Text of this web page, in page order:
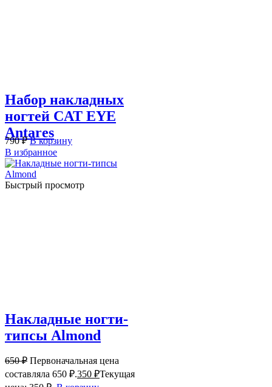
Набор накладных
ногтей CAT EYE
Antares
790₽ В корзину
В избранное
Быстрый просмотр
Накладные ногти-
типсы Almond
650₽ Первоначальная цена
составляла 650 ₽.350 ₽Текущая